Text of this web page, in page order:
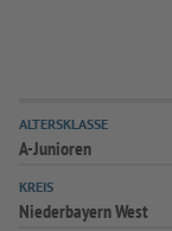
ALTERSKLASSE
A-Junioren
KREIS
Niederbayern West